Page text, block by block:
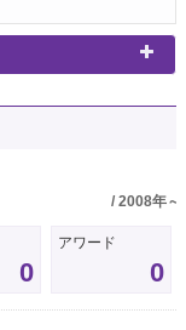
/ 2008年～
0
アワード
0